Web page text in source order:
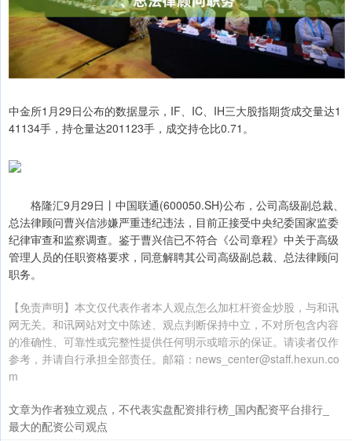
中金所1月29日公布的数据显示，IF、IC、IH三大股指期货成交量达1
41134手，持仓量达201123手，成交持仓比0.71。
格隆汇9月29日丨中国联通(600050.SH)公布，公司高级副总裁、
总法律顾问曹兴信涉嫌严重违纪违法，目前正接受中央纪委国家监委
纪律审查和监察调查。鉴于曹兴信已不符合《公司章程》中关于高级
管理人员的任职资格要求，同意解聘其公司高级副总裁、总法律顾问
职务。
【免责声明】本文仅代表作者本人观点怎么加杠杆资金炒股，与和讯
网无关。和讯网站对文中陈述、观点判断保持中立，不对所包含内容
的准确性、可靠性或完整性提供任何明示或暗示的保证。请读者仅作
参考，并请自行承担全部责任。邮箱：news_center@staff.hexun.co
m
文章为作者独立观点，不代表实盘配资排行榜_国内配资平台排行_
最大的配资公司观点